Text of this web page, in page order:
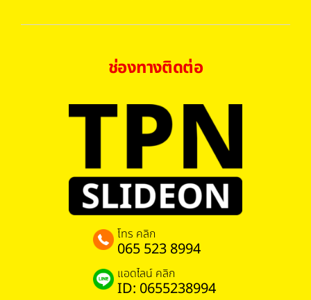
ช่องทางติดต่อ
โทร คลิก
065 523 8994
แอดไลน์ คลิก
ID: 0655238994